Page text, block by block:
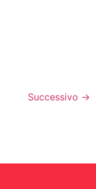
Successivo →